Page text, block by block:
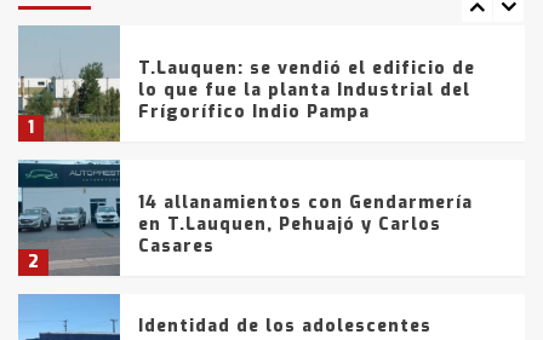
1
T.Lauquen: se vendió el edificio de
lo que fue la planta Industrial del
Frígorífico Indio Pampa
2
14 allanamientos con Gendarmería
en T.Lauquen, Pehuajó y Carlos
Casares
Identidad de los adolescentes